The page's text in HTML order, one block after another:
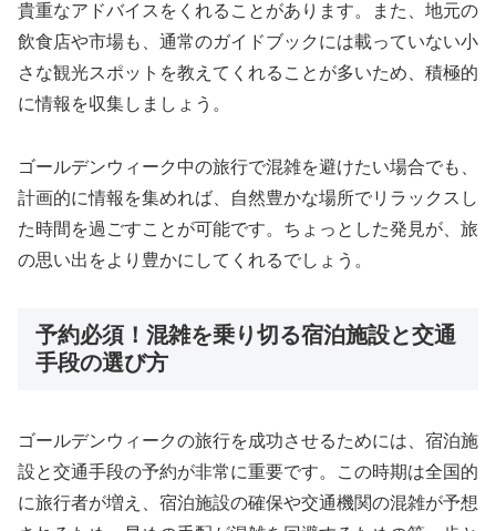
貴重なアドバイスをくれることがあります。また、地元の
飲食店や市場も、通常のガイドブックには載っていない小
さな観光スポットを教えてくれることが多いため、積極的
に情報を収集しましょう。
ゴールデンウィーク中の旅行で混雑を避けたい場合でも、
計画的に情報を集めれば、自然豊かな場所でリラックスし
た時間を過ごすことが可能です。ちょっとした発見が、旅
の思い出をより豊かにしてくれるでしょう。
予約必須！混雑を乗り切る宿泊施設と交通
手段の選び方
ゴールデンウィークの旅行を成功させるためには、宿泊施
設と交通手段の予約が非常に重要です。この時期は全国的
に旅行者が増え、宿泊施設の確保や交通機関の混雑が予想